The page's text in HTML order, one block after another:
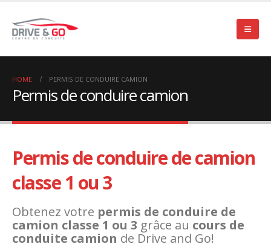
HOME PERMIS DE CONDUIRE CAMION
Permis de conduire camion
Permis de conduire de camion
classe 1 ou 3
Obtenez votre permis de conduire de
camion classe 1 ou 3 grâce au cours de
conduite camion de Drive and Go!